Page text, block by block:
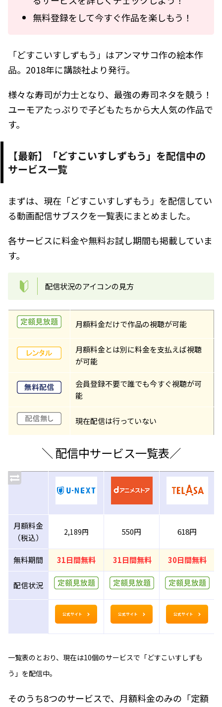
無料登録をして今すぐ作品を楽しもう！
「どすこいすしずもう」はアンマサコ作の絵本作
品。2018年に講談社より発行。
様々な寿司が力士となり、最強の寿司ネタを競う！
ユーモアたっぷりで子どもたちから大人気の作品で
す。
【最新】「どすこいすしずもう」を配信中の
サービス一覧
まずは、現在「どすこいすしずもう」を配信してい
る動画配信サブスクを一覧表にまとめました。
各サービスに料金や無料お試し期間も掲載していま
す。
配信状況のアイコンの見方
月額料金だけで作品の視聴が可能
月額料金とは別に料金を支払えば視聴
が可能
会員登録不要で誰でも今すぐ視聴が可
能
現在配信は行っていない
＼ 配信中サービス一覧表／
月額料金
（税込）
2,189円 550円 618円
無料期間 31日間無料 31日間無料 30日間無料
配信状況
公式サイト 公式サイト 公式サイト
一覧表のとおり、現在は10個のサービスで「どすこいすしずも
う」を配信中。
そのうち8つのサービスで、月額料金のみの「定額